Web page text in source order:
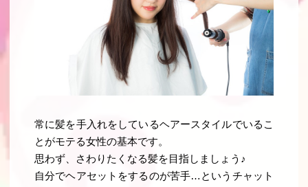
常に髪を手入れをしているヘアースタイルでいるこ
とがモテる女性の基本です。
思わず、さわりたくなる髪を目指しましょう ♪
自分でヘアセットをするのが苦手…というチャット